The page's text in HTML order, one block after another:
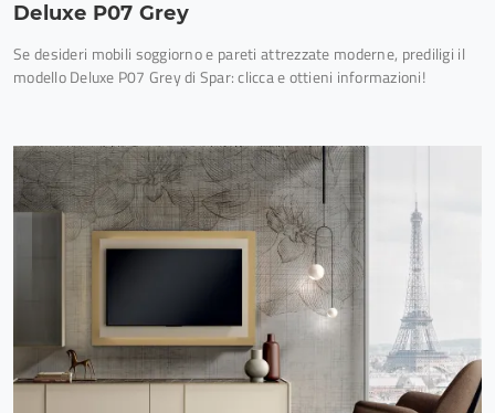
Deluxe P07 Grey
Se desideri mobili soggiorno e pareti attrezzate moderne, prediligi il
modello Deluxe P07 Grey di Spar: clicca e ottieni informazioni!